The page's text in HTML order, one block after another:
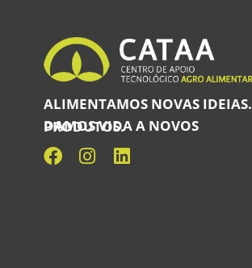
ALIMENTAMOS NOVAS IDEIAS.
DAMOS VIDA A NOVOS PRODUTOS.